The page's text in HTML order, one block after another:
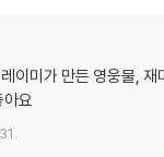
보너스 피쳐를 모두 만
이미가 만든 영웅물, 재
요